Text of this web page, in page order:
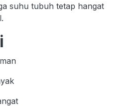
suhu tubuh tetap hangat